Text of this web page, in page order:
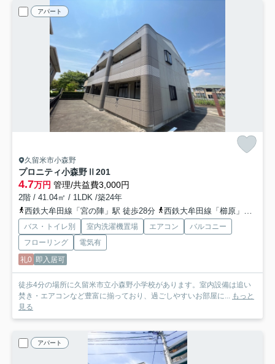
アパート
久留米市小森野
プロニティ小森野Ⅱ201
4.7万円 管理/共益費3,000円
2階 / 41.04㎡ / 1LDK /築24年
西鉄大牟田線「宮の陣」駅 徒歩28分
西鉄大牟田線「櫛原」駅 徒歩38分
バス・トイレ別 室内洗濯機置場 エアコン
バルコニー
フローリング
電気有
礼0 即入居可
徒歩4分の場所に久留米市立小森野小学校があります。室内設備は追い
焚き・エアコンなど豊富に揃っており、過ごしやすいお部屋に...
もっと
見る
アパート